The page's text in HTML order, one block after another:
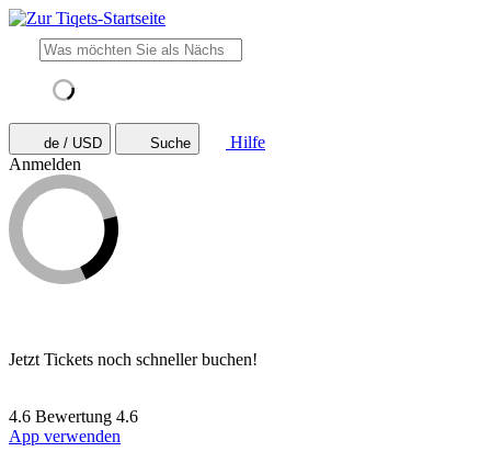
de / USD Suche
Hilfe
Anmelden
Jetzt Tickets noch schneller buchen!
4.6 Bewertung 4.6
App verwenden